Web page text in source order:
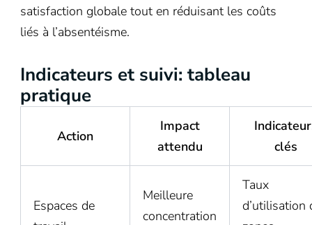
satisfaction globale tout en réduisant les coûts
liés à l’absentéisme.
Indicateurs et suivi: tableau
pratique
Action
Impact
attendu
clés
Espaces de
Meilleure
concentration
Taux
d’utilisation